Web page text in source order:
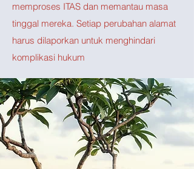
memproses ITAS dan memantau masa
tinggal mereka. Setiap perubahan alamat
harus dilaporkan untuk menghindari
komplikasi hukum